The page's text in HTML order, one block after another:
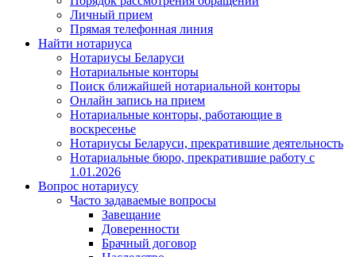
Личный прием
Прямая телефонная линия
Найти нотариуса
Нотариусы Беларуси
Нотариальные конторы
Поиск ближайшей нотариальной конторы
Онлайн запись на прием
Нотариальные конторы, работающие в
воскресенье
Нотариусы Беларуси, прекратившие деятельность
Нотариальные бюро, прекратившие работу с
1.01.2026
Вопрос нотариусу
Часто задаваемые вопросы
Завещание
Доверенности
Брачный договор